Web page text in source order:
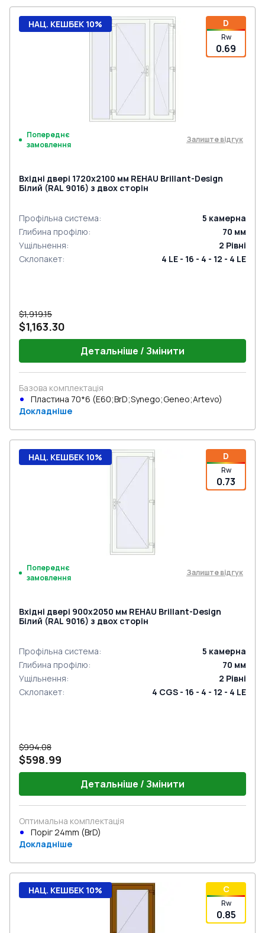
D
Rw
0.69
НАЦ. КЕШБЕК 10%
Попереднє
замовлення
Залиште відгук
Вхідні двері 1720x2100 мм REHAU Brillant-Design
Білий (RAL 9016) з двох сторін
Профільна система: 5 камерна
Глибина профілю: 70 мм
Ущільнення: 2 Рівні
Склопакет: 4 LE - 16 - 4 - 12 - 4 LE
$1,919.15
$1,163.30
Детальніше / Змінити
Базова комплектація
Пластина 70*6 (E60;BrD;Synego;Geneo;Artevo)
Докладніше
D
Rw
0.73
НАЦ. КЕШБЕК 10%
Попереднє
замовлення
Залиште відгук
Вхідні двері 900x2050 мм REHAU Brillant-Design
Білий (RAL 9016) з двох сторін
Профільна система: 5 камерна
Глибина профілю: 70 мм
Ущільнення: 2 Рівні
Склопакет: 4 CGS - 16 - 4 - 12 - 4 LE
$994.08
$598.99
Детальніше / Змінити
Оптимальна комплектація
Поріг 24mm (BrD)
Докладніше
C
Rw
0.85
НАЦ. КЕШБЕК 10%